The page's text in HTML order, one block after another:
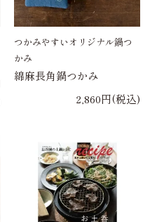
つかみやすいオリジナル鍋つ
かみ
綿麻長角鍋つかみ
2,860円(税込)